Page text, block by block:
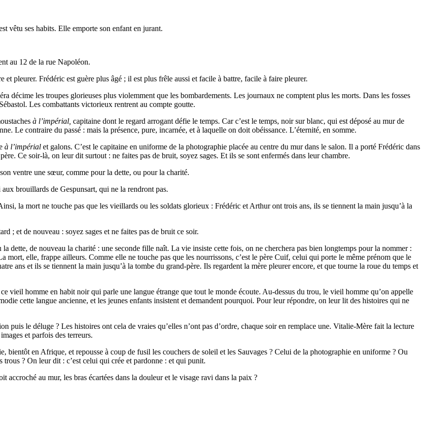
vêtu ses habits. Elle emporte son enfant en jurant.
au 12 de la rue Napoléon.
pleurer. Frédéric est guère plus âgé ; il est plus frêle aussi et facile à battre, facile à faire pleurer.
décime les troupes glorieuses plus violemment que les bombardements. Les journaux ne comptent plus les morts. Dans les fosses
Les combattants victorieux rentrent au compte goutte.
à l’impérial, capitaine dont le regard arrogant défie le temps. Car c’est le temps, noir sur blanc, qui est déposé au mur de
Le contraire du passé : mais la présence, pure, incarnée, et à laquelle on doit obéissance. L’éternité, en somme.
à l’impérial et galons. C’est le capitaine en uniforme de la photographie placée au centre du mur dans le salon. Il a porté Frédéric dans
Ce soir-là, on leur dit surtout : ne faites pas de bruit, soyez sages. Et ils se sont enfermés dans leur chambre.
ventre une sœur, comme pour la dette, ou pour la charité.
brouillards de Gespunsart, qui ne la rendront pas.
la mort ne touche pas que les vieillards ou les soldats glorieux : Frédéric et Arthur ont trois ans, ils se tiennent la main jusqu’à la
; et de nouveau : soyez sages et ne faites pas de bruit ce soir.
dette, de nouveau la charité : une seconde fille naît. La vie insiste cette fois, on ne cherchera pas bien longtemps pour la nommer :
mort, elle, frappe ailleurs. Comme elle ne touche pas que les nourrissons, c’est le père Cuif, celui qui porte le même prénom que le
ans et ils se tiennent la main jusqu’à la tombe du grand-père. Ils regardent la mère pleurer encore, et que tourne la roue du temps et
vieil homme en habit noir qui parle une langue étrange que tout le monde écoute. Au-dessus du trou, le vieil homme qu’on appelle
cette langue ancienne, et les jeunes enfants insistent et demandent pourquoi. Pour leur répondre, on leur lit des histoires qui ne
puis le déluge ? Les histoires ont cela de vraies qu’elles n’ont pas d’ordre, chaque soir en remplace une. Vitalie-Mère fait la lecture
et parfois des terreurs.
bientôt en Afrique, et repousse à coup de fusil les couchers de soleil et les Sauvages ? Celui de la photographie en uniforme ? Ou
trous ? On leur dit : c’est celui qui crée et pardonne : et qui punit.
au mur, les bras écartées dans la douleur et le visage ravi dans la paix ?